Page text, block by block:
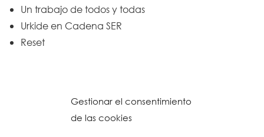
Gestionar el consentimiento
de las cookies
Un trabajo de todos y todas
Urkide en Cadena SER
Reset